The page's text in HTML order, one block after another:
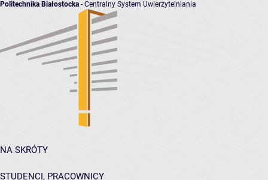
Politechnika Białostocka - Centralny System Uwierzytelniania
NA SKRÓTY
STUDENCI, PRACOWNICY